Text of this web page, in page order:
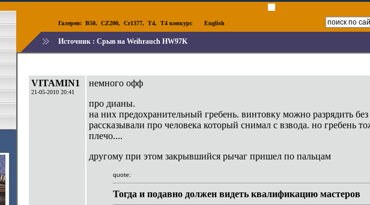
Галереи: B50, CZ200, Cr1377, T4, T4 конкурс English
Источник : Срыв на Weihrauch HW97K
VITAMIN1
21-05-2010 20:41
немного офф
про дианы.
на них предохранительный гребень. винтовку можно разрядить без
рассказывали про человека который снимал с взвода. но гребень
плечо....
другому при этом закрывшийся рычаг пришел по пальцам
quote:
Тогда и подавно должен видеть квалификацию мастеров